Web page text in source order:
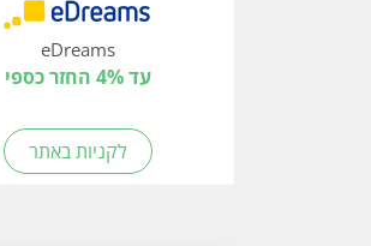
eDreams
עד 4% החזר כספי
לקניות באתר